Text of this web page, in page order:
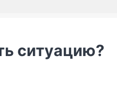
ситуацию?